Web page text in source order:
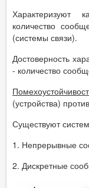
Характеризуют
количество
(системы связи).
Достоверность
- количество
(устройства)
Существуют
1. Непрерывные
2. Дискретные